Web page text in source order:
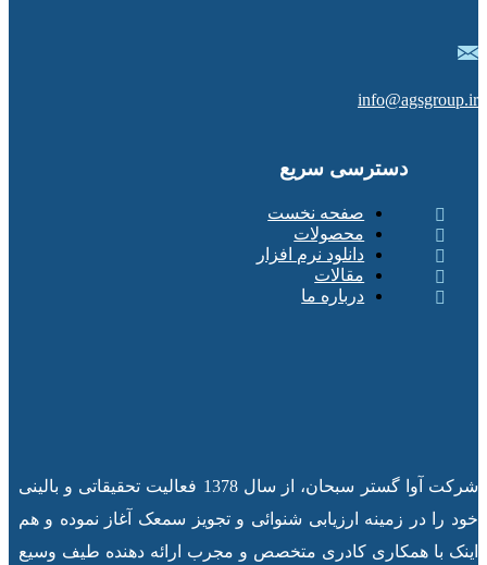
info@agsgroup.ir
دسترسی سریع
صفحه نخست
محصولات
دانلود نرم افزار
مقالات
درباره ما
شرکت آوا گستر سبحان، از سال 1378 فعالیت تحقیقاتی و بالینی
خود را در زمینه ارزیابی شنوائی و تجویز سمعک آغاز نموده و هم
اینک با همکاری کادری متخصص و مجرب ارائه دهنده طیف وسیع